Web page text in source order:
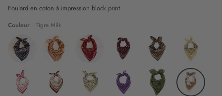
Foulard en coton à impression block print
Couleur Tigre Milk
Bandana
Bleu
Marine
Bandana
Pêche
Bandana
Rouge
Bandana
Rouge
Grenat
Bandana
Marron
Pivoine
Jaune